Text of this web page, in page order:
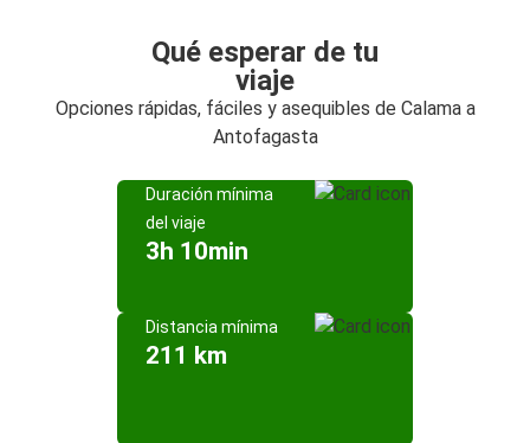
Qué esperar de tu
viaje
Opciones rápidas, fáciles y asequibles de Calama a
Antofagasta
Duración mínima
del viaje
3h 10min
Distancia mínima
211 km